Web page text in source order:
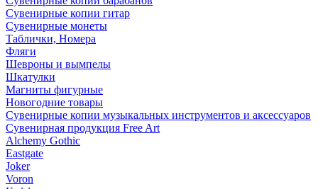
Сувенирные копии гитар
Сувенирные монеты
Таблички, Номера
Фляги
Шевроны и вымпелы
Шкатулки
Магниты фигурные
Новогодние товары
Сувенирные копии музыкальных инструментов и аксессуаров
Сувенирная продукция Free Art
Alchemy Gothic
Eastgate
Joker
Voron